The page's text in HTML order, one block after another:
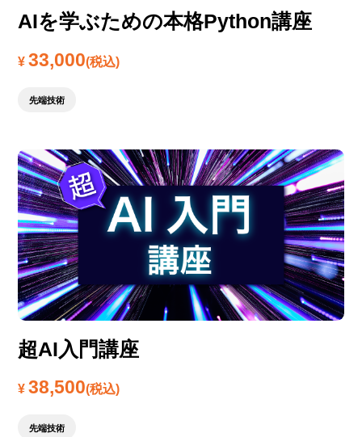
AIを学ぶための本格Python講座
¥33,000(税込)
先端技術
超AI入門講座
¥38,500(税込)
先端技術